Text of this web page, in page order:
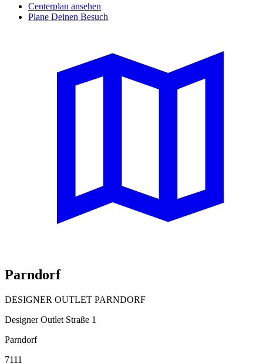
Centerplan ansehen
Plane Deinen Besuch
Parndorf
DESIGNER OUTLET PARNDORF
Designer Outlet Straße 1
Parndorf
7111